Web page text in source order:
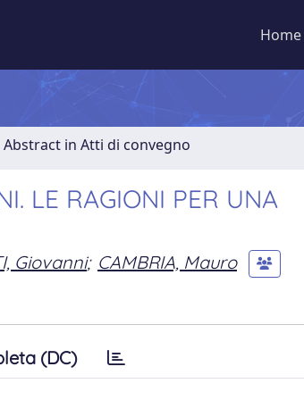
Home
Abstract in Atti di convegno
LE RAGIONI PER UNA
Giovanni; CAMBRIA, Mauro
(DC)